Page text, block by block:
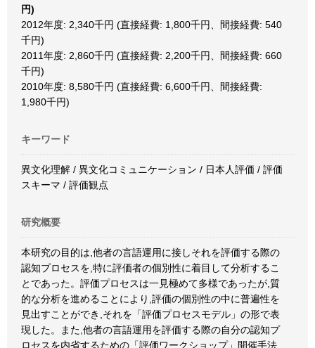
円)
2012年度: 2,340千円 (直接経費: 1,800千円、間接経費: 540
千円)
2011年度: 2,860千円 (直接経費: 2,200千円、間接経費: 660
千円)
2010年度: 8,580千円 (直接経費: 6,600千円、間接経費:
1,980千円)
キーワード
異文化理解 / 異文化コミュニケーション / 日本人評価 / 評価
スキーマ / 評価観点
研究概要
本研究の目的は,他者の言語運用に接しそれを評価する際の
認知プロセスを,特に評価者の個別性に着目して分析するこ
とであった。評価プロセスは一見極めて多様であったが,質
的な分析を進めることにより,評価の個別性の中に普遍性を
見出すことができ,それを「評価プロセスモデル」の形で表
現した。また,他者の言語運用を評価する際の自分の認知プ
ロセスを内省するための「評価ワークショップ」開催手法